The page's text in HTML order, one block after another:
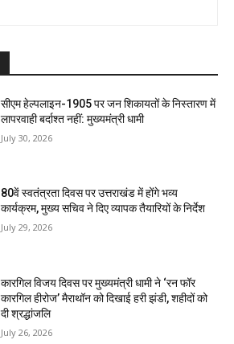
सीएम हेल्पलाइन-1905 पर जन शिकायतों के निस्तारण में
लापरवाही बर्दाश्त नहीं: मुख्यमंत्री धामी
July 30, 2026
80वें स्वतंत्रता दिवस पर उत्तराखंड में होंगे भव्य
कार्यक्रम, मुख्य सचिव ने दिए व्यापक तैयारियों के निर्देश
July 29, 2026
कारगिल विजय दिवस पर मुख्यमंत्री धामी ने ‘रन फॉर
कारगिल हीरोज’ मैराथॉन को दिखाई हरी झंडी, शहीदों को
दी श्रद्धांजलि
July 26, 2026